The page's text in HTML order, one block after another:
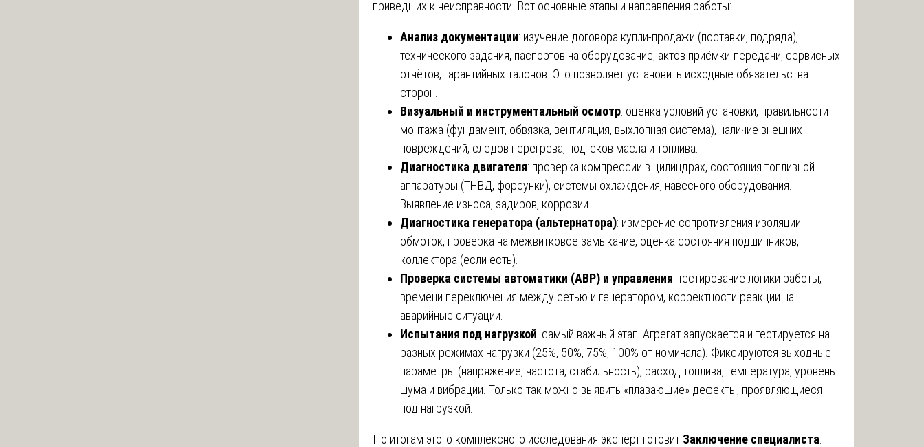
приведших к неисправности. Вот основные этапы и направления работы:
Анализ документации: изучение договора купли-продажи (поставки, подряда),
технического задания, паспортов на оборудование, актов приёмки-передачи, сервисных
отчётов, гарантийных талонов. Это позволяет установить исходные обязательства
сторон.
Визуальный и инструментальный осмотр: оценка условий установки, правильности
монтажа (фундамент, обвязка, вентиляция, выхлопная система), наличие внешних
повреждений, следов перегрева, подтёков масла и топлива.
Диагностика двигателя: проверка компрессии в цилиндрах, состояния топливной
аппаратуры (ТНВД, форсунки), системы охлаждения, навесного оборудования.
Выявление износа, задиров, коррозии.
Диагностика генератора (альтернатора): измерение сопротивления изоляции
обмоток, проверка на межвитковое замыкание, оценка состояния подшипников,
коллектора (если есть).
Проверка системы автоматики (АВР) и управления: тестирование логики работы,
времени переключения между сетью и генератором, корректности реакции на
аварийные ситуации.
Испытания под нагрузкой: самый важный этап! Агрегат запускается и тестируется на
разных режимах нагрузки (25%, 50%, 75%, 100% от номинала). Фиксируются выходные
параметры (напряжение, частота, стабильность), расход топлива, температура, уровень
шума и вибрации. Только так можно выявить «плавающие» дефекты, проявляющиеся
под нагрузкой.
По итогам этого комплексного исследования эксперт готовит Заключение специалиста